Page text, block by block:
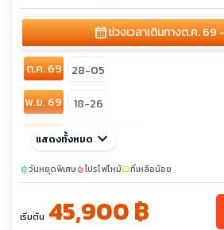
calendar_monthช่วงเวลาเดินทางต.ค. 69
ต.ค. 69
28-05
พ.ย. 69
18-26
ธ.ค. 69
09-17
แสดงทั้งหมด keyboard_arrow_down
sunnyวันหยุดพิเศษlocal_fire_departmentโปรไฟไหม้confirmation_numberที่เหลือน้อย
เริ่มต้น 45,900 ฿